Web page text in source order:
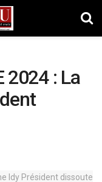
2024 : La